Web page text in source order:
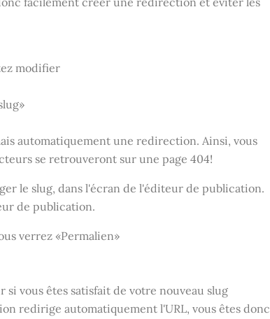
modifier
automatiquement une redirection. Ainsi, vous
se retrouveront sur une page 404!
le slug, dans l'écran de l'éditeur de publication.
de publication.
verrez «Permalien»
vous êtes satisfait de votre nouveau slug
redirige automatiquement l'URL, vous êtes donc